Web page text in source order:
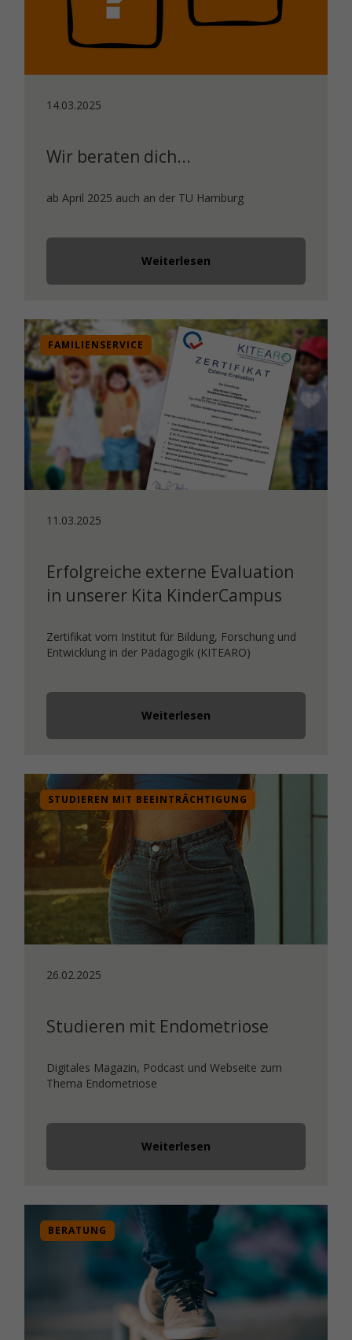
14.03.2025
Wir beraten dich...
ab April 2025 auch an der TU Hamburg
Weiterlesen
FAMILIENSERVICE
11.03.2025
Erfolgreiche externe Evaluation
in unserer Kita KinderCampus
Zertifikat vom Institut für Bildung, Forschung und
Entwicklung in der Pädagogik (KITEARO)
Weiterlesen
STUDIEREN MIT BEEINTRÄCHTIGUNG
26.02.2025
Studieren mit Endometriose
Digitales Magazin, Podcast und Webseite zum
Thema Endometriose
Weiterlesen
BERATUNG